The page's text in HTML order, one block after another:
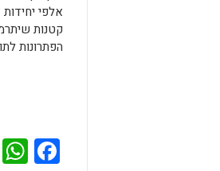
אלפי
קטנות
הפתרונות